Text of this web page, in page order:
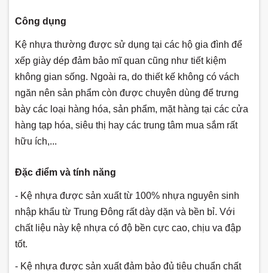
Công dụng
Kệ nhựa thường được sử dụng tại các hộ gia đình để
xếp giày dép đảm bảo mĩ quan cũng như tiết kiệm
không gian sống. Ngoài ra, do thiết kế không có vách
ngăn nên sản phẩm còn được chuyên dùng để trưng
bày các loại hàng hóa, sản phẩm, mặt hàng tại các cửa
hàng tạp hóa, siêu thị hay các trung tâm mua sắm rất
hữu ích,...
Đặc điểm và tính năng
- Kệ nhựa được sản xuất từ 100% nhựa nguyên sinh
nhập khẩu từ Trung Đông rất dày dặn và bền bỉ. Với
chất liệu này kệ nhựa có độ bền cực cao, chịu va đập
tốt.
- Kệ nhựa được sản xuất đảm bảo đủ tiêu chuẩn chất